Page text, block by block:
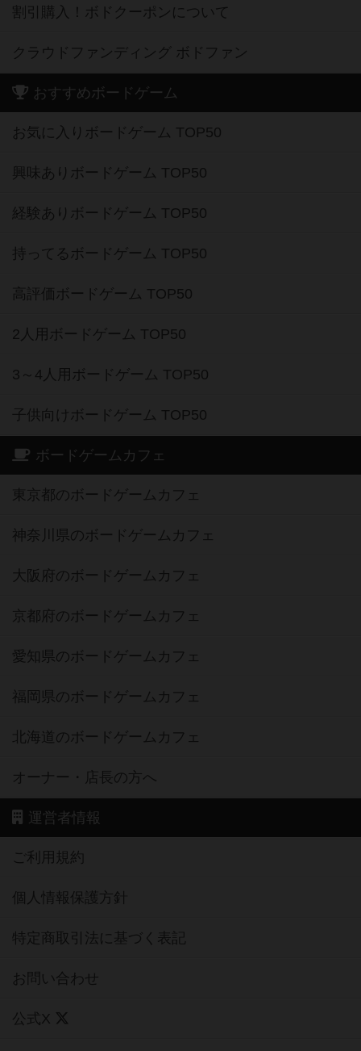
割引購入！ボドクーポンについて
クラウドファンディング ボドファン
おすすめボードゲーム
お気に入りボードゲーム TOP50
興味ありボードゲーム TOP50
経験ありボードゲーム TOP50
持ってるボードゲーム TOP50
高評価ボードゲーム TOP50
2人用ボードゲーム TOP50
3～4人用ボードゲーム TOP50
子供向けボードゲーム TOP50
ボードゲームカフェ
東京都のボードゲームカフェ
神奈川県のボードゲームカフェ
大阪府のボードゲームカフェ
京都府のボードゲームカフェ
愛知県のボードゲームカフェ
福岡県のボードゲームカフェ
北海道のボードゲームカフェ
オーナー・店長の方へ
運営者情報
ご利用規約
個人情報保護方針
特定商取引法に基づく表記
お問い合わせ
公式X